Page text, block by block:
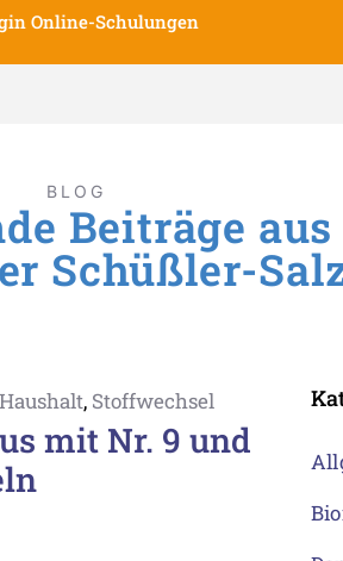
Online-Schulungen
BLOG
Beiträge aus
Schüßler-
, Stoffwechsel
mit Nr. 9 und